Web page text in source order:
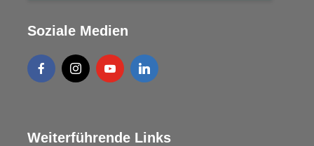
Soziale Medien
Weiterführende Links